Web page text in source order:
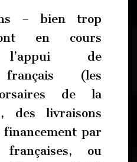
– bien trop
en cours
l’appui de
français (les
de la
des livraisons
financement par
ou